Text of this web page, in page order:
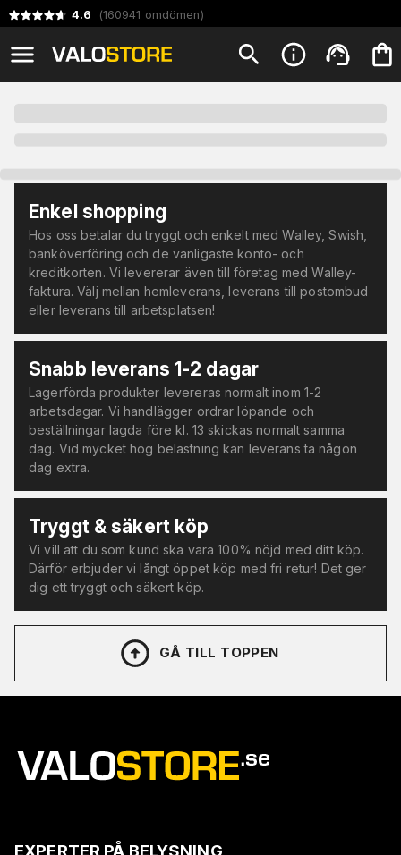
4.6 (160941 omdömen)
Enkel shopping
Hos oss betalar du tryggt och enkelt med Walley, Swish,
banköverföring och de vanligaste konto- och
kreditkorten. Vi levererar även till företag med Walley-
faktura. Välj mellan hemleverans, leverans till postombud
eller leverans till arbetsplatsen!
Snabb leverans 1-2 dagar
Lagerförda produkter levereras normalt inom 1-2
arbetsdagar. Vi handlägger ordrar löpande och
beställningar lagda före kl. 13 skickas normalt samma
dag. Vid mycket hög belastning kan leverans ta någon
dag extra.
Tryggt & säkert köp
Vi vill att du som kund ska vara 100% nöjd med ditt köp.
Därför erbjuder vi långt öppet köp med fri retur! Det ger
dig ett tryggt och säkert köp.
GÅ TILL TOPPEN
EXPERTER PÅ BELYSNING